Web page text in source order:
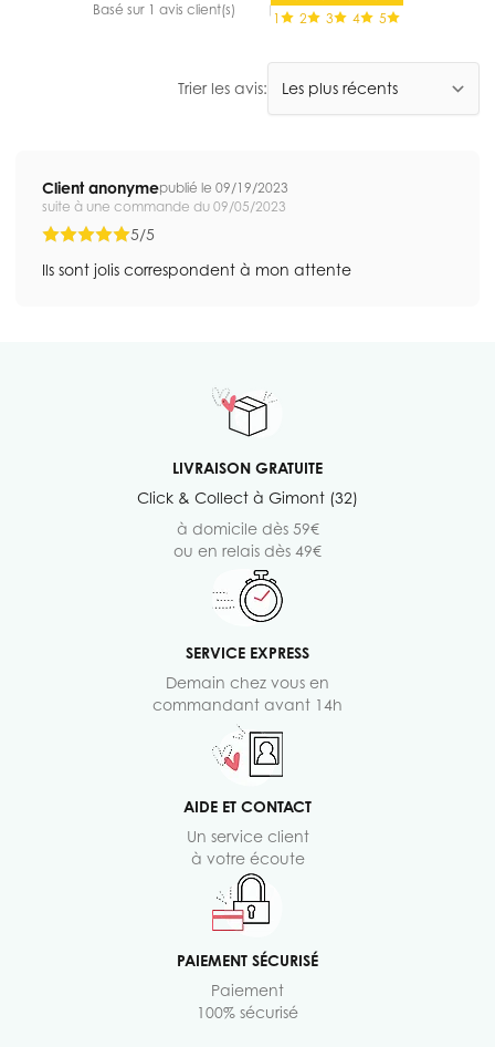
Basé sur 1 avis client(s) 1 2 3 4 5
Trier les avis:
Client anonymepublié le 09/19/2023
suite à une commande du 09/05/2023
5/5
Ils sont jolis correspondent à mon attente
LIVRAISON GRATUITE
Click & Collect à Gimont (32)
à domicile dès 59€
ou en relais dès 49€
SERVICE EXPRESS
Demain chez vous en
commandant avant 14h
AIDE ET CONTACT
Un service client
à votre écoute
PAIEMENT SÉCURISÉ
Paiement
100% sécurisé